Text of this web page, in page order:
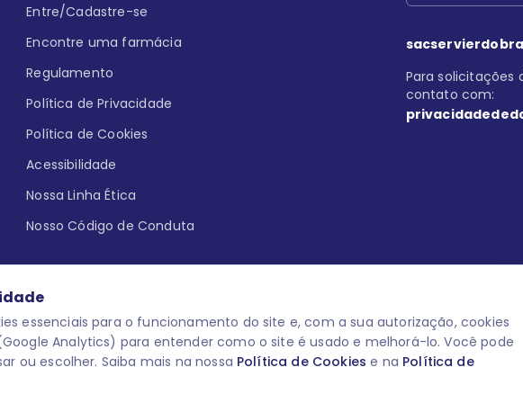
essenciais para o funcionamento do site e, com a sua autorização, cookies
Analytics) para entender como o site é usado e melhorá-lo. Você pode
ou escolher. Saiba mais na nossa Política de Cookies e na Política de
Entre/Cadastre-se
Encontre uma farmácia
Regulamento
Política de Privacidade
Política de Cookies
Acessibilidade
Nossa Linha Ética
Nosso Código de Conduta
Para solicitações
contato com:
aqui uma reação adversa com
para o público leigo e para os
medicamentos. M-AS ONE-
O laboratório Servier do Brasil respeita os seus dados!
descredenciar do Programa e apagar, editar ou corrigir
você pode fazê-lo a qualquer momento entrando em